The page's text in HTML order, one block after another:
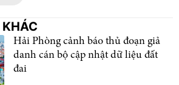
Hải Phòng cảnh báo thủ đoạn giả
danh cán bộ cập nhật dữ liệu đất
đai